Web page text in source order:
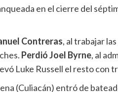
en el cierre del
Contreras, al trabajar
Perdió Joel Byrne, al
Luke Russell el resto con
(Culiacán) entró de